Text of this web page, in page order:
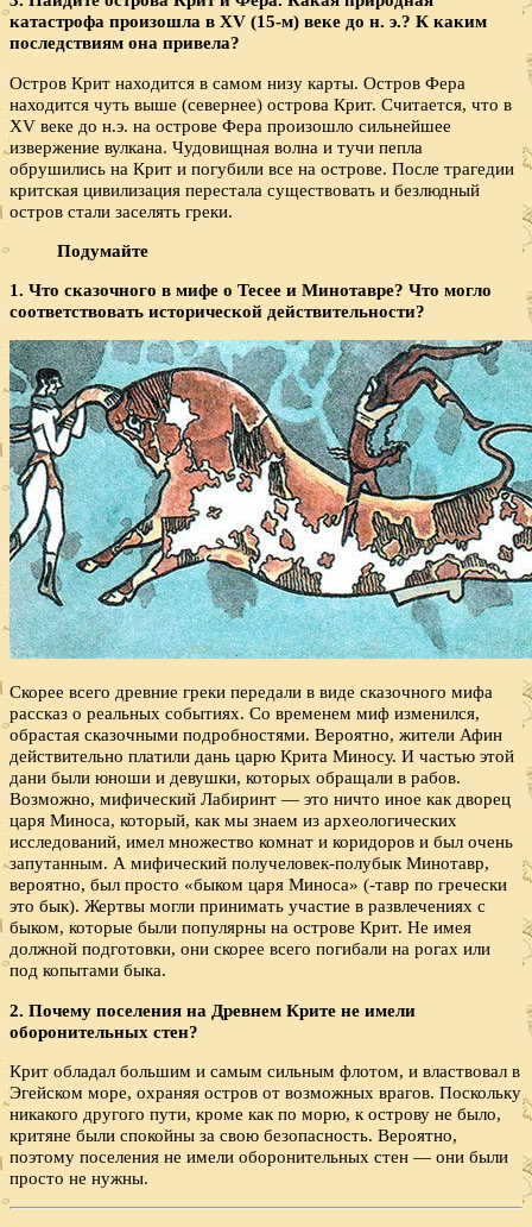
катастрофа произошла в XV (15-м) веке до н. э.? К каким
последствиям она привела?
Остров Крит находится в самом низу карты. Остров Фера
находится чуть выше (севернее) острова Крит. Считается, что в
XV веке до н.э. на острове Фера произошло сильнейшее
извержение вулкана. Чудовищная волна и тучи пепла
обрушились на Крит и погубили все на острове. После трагедии
критская цивилизация перестала существовать и безлюдный
остров стали заселять греки.
Подумайте
1. Что сказочного в мифе о Тесее и Минотавре? Что могло
соответствовать исторической действительности?
Скорее всего древние греки передали в виде сказочного мифа
рассказ о реальных событиях. Со временем миф изменился,
обрастая сказочными подробностями. Вероятно, жители Афин
действительно платили дань царю Крита Миносу. И частью этой
дани были юноши и девушки, которых обращали в рабов.
Возможно, мифический Лабиринт — это ничто иное как дворец
царя Миноса, который, как мы знаем из археологических
исследований, имел множество комнат и коридоров и был очень
запутанным. А мифический получеловек-полубык Минотавр,
вероятно, был просто «быком царя Миноса» (-тавр по гречески
это бык). Жертвы могли принимать участие в развлечениях с
быком, которые были популярны на острове Крит. Не имея
должной подготовки, они скорее всего погибали на рогах или
под копытами быка.
2. Почему поселения на Древнем Крите не имели
оборонительных стен?
Крит обладал большим и самым сильным флотом, и властвовал в
Эгейском море, охраняя остров от возможных врагов. Поскольку
никакого другого пути, кроме как по морю, к острову не было,
критяне были спокойны за свою безопасность. Вероятно,
поэтому поселения не имели оборонительных стен — они были
просто не нужны.